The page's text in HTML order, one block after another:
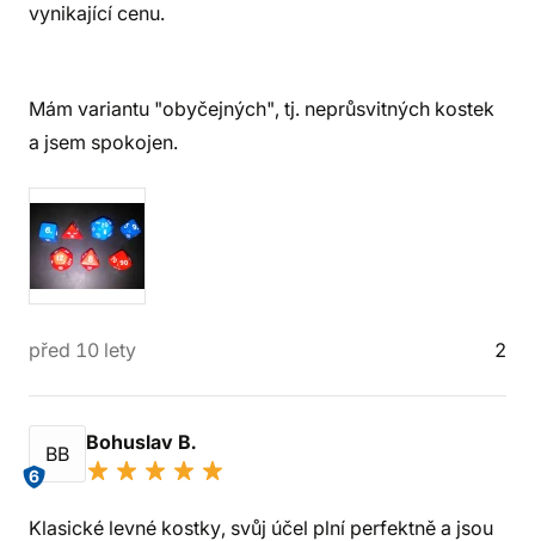
vynikající cenu.
Mám variantu "obyčejných", tj. neprůsvitných kostek
a jsem spokojen.
před 10 lety 2
BB
6
Bohuslav B.
Klasické levné kostky, svůj účel plní perfektně a jsou